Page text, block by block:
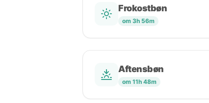
Frokostbøn
om 3h 56m
Aftensbøn
om 11h 48m